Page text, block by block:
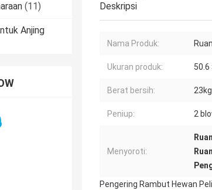
(11)
Anjing
Deskripsi
Nama Produk:
Ukuran produk: 50.6
Berat bersih: 23kg
Peniup: 2
Menyoroti:
Pengering Rambut Hewan